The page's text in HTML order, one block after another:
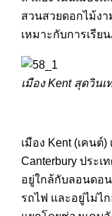
สวนสวยดอกไม้งา
เหมาะกับการเรีย
เมือง Kent สุดวินเ
เมือง Kent (เคน
Canterbury ประเ
อยู่ใกล้กับลอนดอน
รถไฟ และอยู่ไม่ไก